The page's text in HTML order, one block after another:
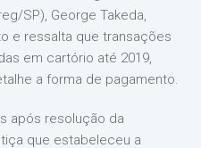
SP), George Takeda,
e ressalta que transações
em cartório até 2019,
a forma de pagamento.
após resolução da
que estabeleceu a